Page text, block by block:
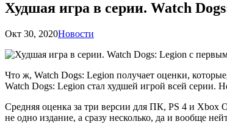
Худшая игра в серии. Watch
Окт 30, 2020Новости
Что ж, Watch Dogs: Legion получает оценки,
Watch Dogs: Legion стал худшей игрой всей серии.
Средняя оценка за три версии для ПК, PS 4 и Xbox
не одно издание, а сразу несколько, да и вообще